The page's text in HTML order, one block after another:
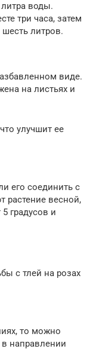
литра воды.
три часа, затем
литров.
виде.
на листьях и
улучшит ее
его соединить с
растение весной,
5 градусов и
с тлей на розах
то можно
направлении